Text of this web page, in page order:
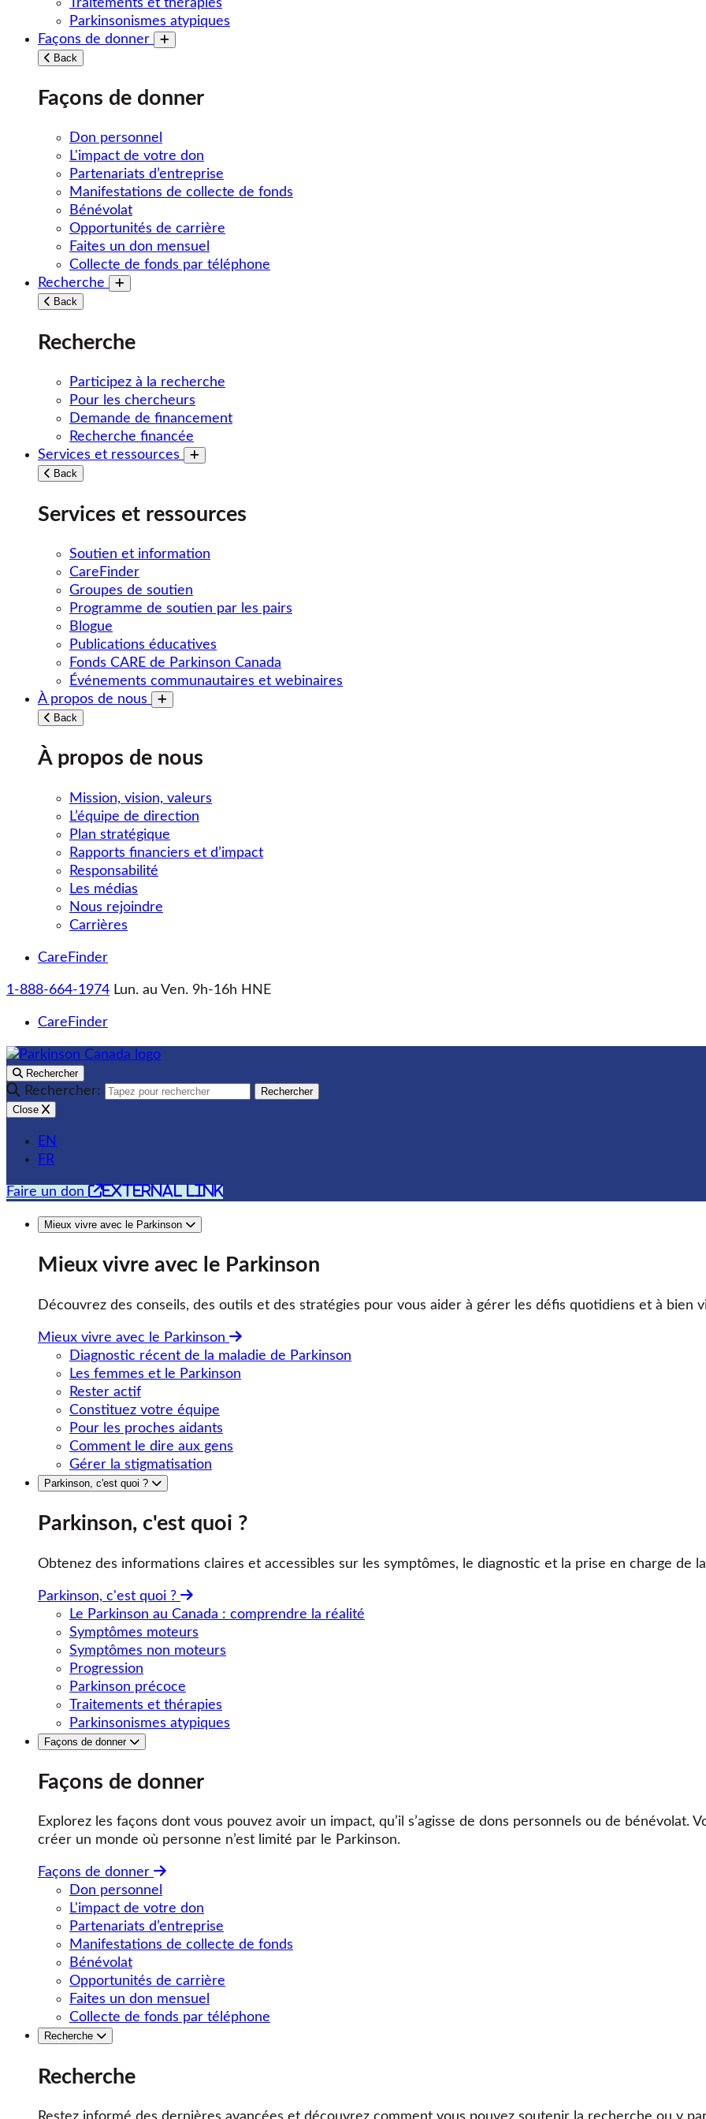
Traitements et thérapies
Parkinsonismes atypiques
Façons de donner
Toggle submenu
Back
Façons de donner
Don personnel
L'impact de votre don
Partenariats d’entreprise
Manifestations de collecte de fonds
Bénévolat
Opportunités de carrière
Faites un don mensuel
Collecte de fonds par téléphone
Recherche
Toggle submenu
Back
Recherche
Participez à la recherche
Pour les chercheurs
Demande de financement
Recherche financée
Services et ressources
Toggle submenu
Back
Services et ressources
Soutien et information
CareFinder
Groupes de soutien
Programme de soutien par les pairs
Blogue
Publications éducatives
Fonds CARE de Parkinson Canada
Événements communautaires et webinaires
À propos de nous
Toggle submenu
Back
À propos de nous
Mission, vision, valeurs
L’équipe de direction
Plan stratégique
Rapports financiers et d’impact
Responsabilité
Les médias
Nous rejoindre
Carrières
CareFinder
1-888-664-1974 Lun. au Ven. 9h-16h HNE
CareFinder
Rechercher
Rechercher:
Rechercher
Close
EN
FR
Faire un don external link
Mieux vivre avec le Parkinson
Mieux vivre avec le Parkinson
Découvrez des conseils, des outils et des stratégies pour vous aider à gérer les défis quotidiens et à bien
Mieux vivre avec le Parkinson
Diagnostic récent de la maladie de Parkinson
Les femmes et le Parkinson
Rester actif
Constituez votre équipe
Pour les proches aidants
Comment le dire aux gens
Gérer la stigmatisation
Parkinson, c'est quoi ?
Parkinson, c'est quoi ?
Obtenez des informations claires et accessibles sur les symptômes, le diagnostic et la prise en charge de
Parkinson, c'est quoi ?
Le Parkinson au Canada : comprendre la réalité
Symptômes moteurs
Symptômes non moteurs
Progression
Parkinson précoce
Traitements et thérapies
Parkinsonismes atypiques
Façons de donner
Façons de donner
Explorez les façons dont vous pouvez avoir un impact, qu’il s’agisse de dons personnels ou de
créer un monde où personne n’est limité par le Parkinson.
Façons de donner
Don personnel
L'impact de votre don
Partenariats d’entreprise
Manifestations de collecte de fonds
Bénévolat
Opportunités de carrière
Faites un don mensuel
Collecte de fonds par téléphone
Recherche
Recherche